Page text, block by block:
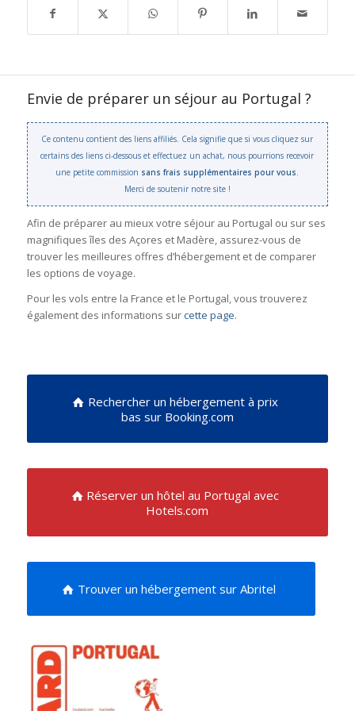
Envie de préparer un séjour au Portugal ?
Ce contenu contient des liens affiliés. Cela signifie que si vous cliquez sur
certains des liens ci-dessous et effectuez un achat, nous pourrions recevoir
une petite commission sans frais supplémentaires pour vous.
Merci de soutenir notre site !
Afin de préparer au mieux votre séjour au Portugal ou sur ses
magnifiques îles des Açores et Madère, assurez-vous de
trouver les meilleures offres d’hébergement et de comparer
les options de voyage.
Pour les vols entre la France et le Portugal, vous trouverez
également des informations surcette page.
Rechercher un hébergement à prix
bas sur Booking.com
Réserver un hôtel au Portugal avec
Hotels.com
Trouver un hébergement sur Abritel